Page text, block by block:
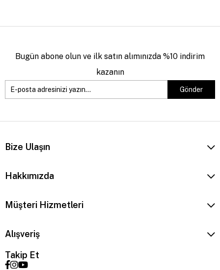
Bugün abone olun ve ilk satın alımınızda %10 indirim
kazanın
Gönder
Bize Ulaşın
Hakkımızda
Müşteri Hizmetleri
Alışveriş
Takip Et